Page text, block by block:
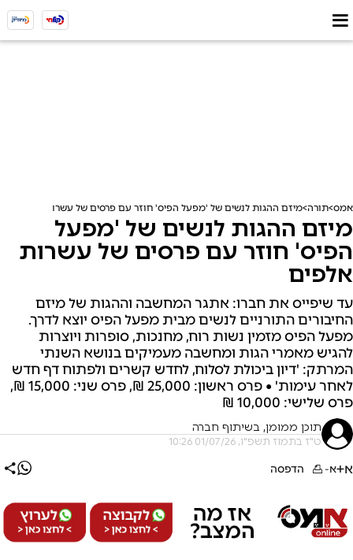
אמס תורה מיזם ההגות לנשים של 'מפעל הפיס' חוזר עם פרסים של עשרות אלפים
מיזם ההגות לנשים של 'מפעל
הפיס' חוזר עם פרסים של עשרות
אלפים
עד שיפייס את חברו: אתגר המחשבה וההגות של מיזם
החיבורים התורניים לנשים מבית מפעל הפיס יוצא לדרך.
מפעל הפיס מזמין נשות רוח, מחנכות, סופרות ויוצרות
להגיש מאמרי הגות ומחשבה מעמיקים בנושא השנתי
המרתק: 'דיון ביכולת לסלוח, לחדש קשרים ולפתוח דף חדש
לאחר עימות' • פרס ראשון: 25,000 ₪, פרס שני: 15,000 ₪,
פרס שלישי: 10,000 ₪
תוכן ממומן, בשיתוף חברה
ט"ז בתמוז תשפ"ו, 01/07/26 10:26
א+א- הדפסה